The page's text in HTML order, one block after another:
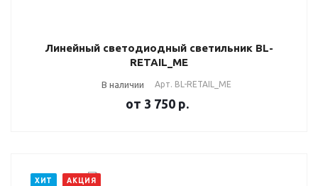
Линейный светодиодный светильник BL-
RETAIL_ME
В наличии Арт. BL-RETAIL_ME
от 3 750 р.
ХИТ АКЦИЯ